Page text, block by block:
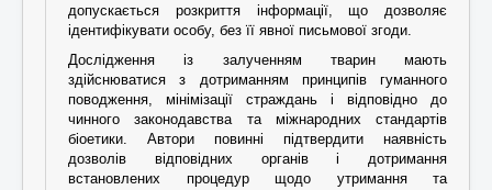
допускається розкриття інформації, що дозволяє
ідентифікувати особу, без її явної письмової згоди.
Дослідження із залученням тварин мають
здійснюватися з дотриманням принципів гуманного
поводження, мінімізації страждань і відповідно до
чинного законодавства та міжнародних стандартів
біоетики. Автори повинні підтвердити наявність
дозволів відповідних органів і дотримання
встановлених процедур щодо утримання та